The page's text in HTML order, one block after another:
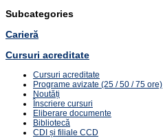
Subcategories
Carieră
Cursuri acreditate
Cursuri acreditate
Programe avizate (25 / 50 / 75 ore)
Noutăți
Înscriere cursuri
Eliberare documente
Bibliotecă
CDI și filiale CCD